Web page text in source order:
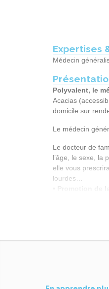
Expertises
Médecin
Polyvalent, le
Acacias
domicile sur
Le médecin
Le docteur de
l’âge, le sexe, la
elle vous
lourdes…
Suite à la visite
Si vous avez